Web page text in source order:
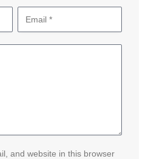
and website in this browser